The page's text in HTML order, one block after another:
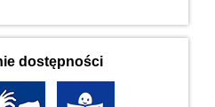
dostępności